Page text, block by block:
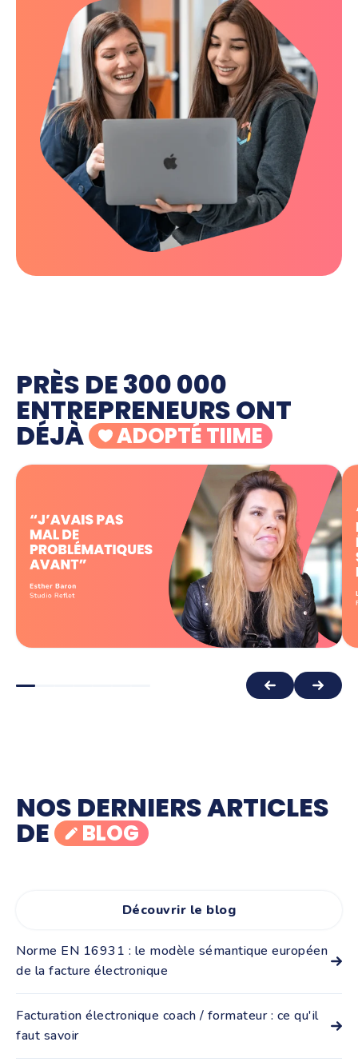
PRÈS DE 300 000
ENTREPRENEURS ONT
DÉJÀ ADOPTÉ TIIME
Esther Baron, Studio Reflet
NOS DERNIERS ARTICLES
DE BLOG
Découvrir le blog
Norme EN 16931 : le modèle sémantique européen
de la facture électronique
informations qu'une facture électronique doit ...
Facturation électronique coach / formateur : ce qu'il
faut savoir